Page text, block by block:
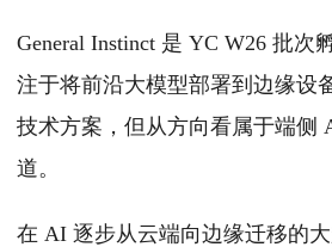
General Instinct 是 YC W26 批次
注于将前沿大模型部署到边缘设
技术方案，但从方向看属于端侧
道。
在 AI 逐步从云端向边缘迁移的